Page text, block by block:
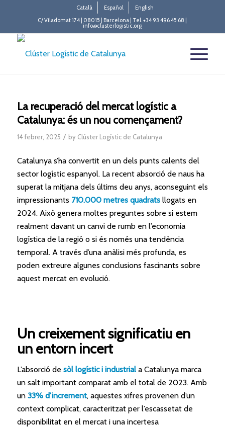
Català Español
English
C/ Viladomat 174 | 08015 | Barcelona | Tel. +34 93 496 45 68 |
info@clusterlogistic.org
La recuperació del mercat logístic a
Catalunya: és un nou començament?
14 febrer, 2025 / by Clúster Logístic de Catalunya
Catalunya s’ha convertit en un dels punts calents del
sector logístic espanyol. La recent absorció de naus ha
superat la mitjana dels últims deu anys, aconseguint els
impressionants 710.000 metres quadratsllogats en
2024. Això genera moltes preguntes sobre si estem
realment davant un canvi de rumb en l’economia
logística de la regió o si és només una tendència
temporal. A través d’una anàlisi més profunda, es
poden extreure algunes conclusions fascinants sobre
aquest mercat en evolució.
Un creixement significatiu en
un entorn incert
L’absorció de sòl logístic i industriala Catalunya marca
un salt important comparat amb el total de 2023. Amb
un 33% d’increment, aquestes xifres provenen d’un
context complicat, caracteritzat per l’escassetat de
disponibilitat en el mercat i una incertesa